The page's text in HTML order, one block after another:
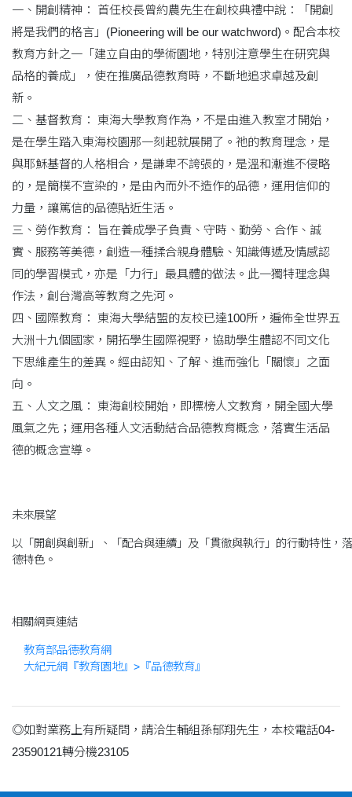
一、開創精神： 首任校長曾約農先生在創校典禮中說：「開創
將是我們的格言」(Pioneering will be our watchword)。配合本校
教育方針之一「建立自由的學術園地，特別注意學生在研究與
品格的養成」，使在推廣品德教育時，不斷地追求卓越及創
新。
二、基督教育： 東海大學教育作為，不是由進入教室才開始，
是在學生踏入東海校園那一刻起就展開了。祂的教育理念，是
與耶穌基督的人格相合，是謙卑不誇張的，是溫和漸進不侵略
的，是簡樸不宣染的，是由內而外不造作的品德，運用信仰的
力量，讓篤信的品德貼近生活。
三、勞作教育： 旨在養成學子負責、守時、勤勞、合作、誠
實、服務等美德，創造一種揉合親身體驗、知識傳遞及情感認
同的學習模式，亦是「力行」最具體的做法。此一獨特理念與
作法，創台灣高等教育之先河。
四、國際教育： 東海大學結盟的友校已達100所，遍佈全世界五
大洲十九個國家，開拓學生國際視野，協助學生體認不同文化
下思維產生的差異。經由認知、了解、進而強化「關懷」之面
向。
五、人文之風： 東海創校開始，即標榜人文教育，開全國大學
風氣之先；運用各種人文活動結合品德教育概念，落實生活品
德的概念宣導。
未來展望
以「開創與創新」、「配合與連續」及「貫徹與執行」的行動特性，
德特色。
相關網頁連結
教育部品德教育網
大紀元網『教育園地』>『品德教育』
◎如對業務上有所疑問，請洽生輔組孫郁翔先生，本校電話04-
23590121轉分機23105